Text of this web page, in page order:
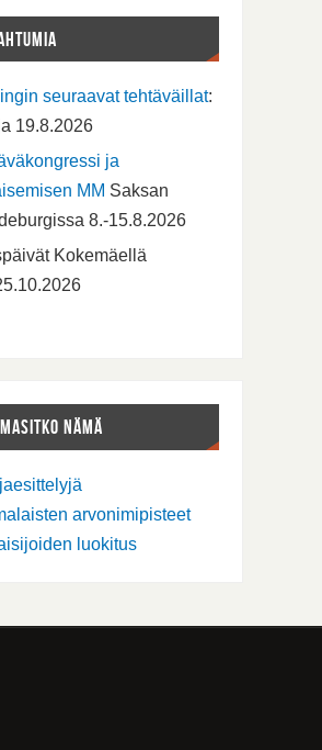
seuraavat tehtäväillat:
19.8.2026
ja
MM Saksan
8.-15.8.2026
Kokemäellä
NÄMÄ
arvonimipisteet
luokitus